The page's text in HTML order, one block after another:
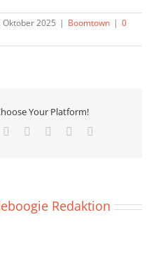
Oktober 2025 | Boomtown | 0
Your Platform!
WhatsApp
TumblrPinterest
Redaktion